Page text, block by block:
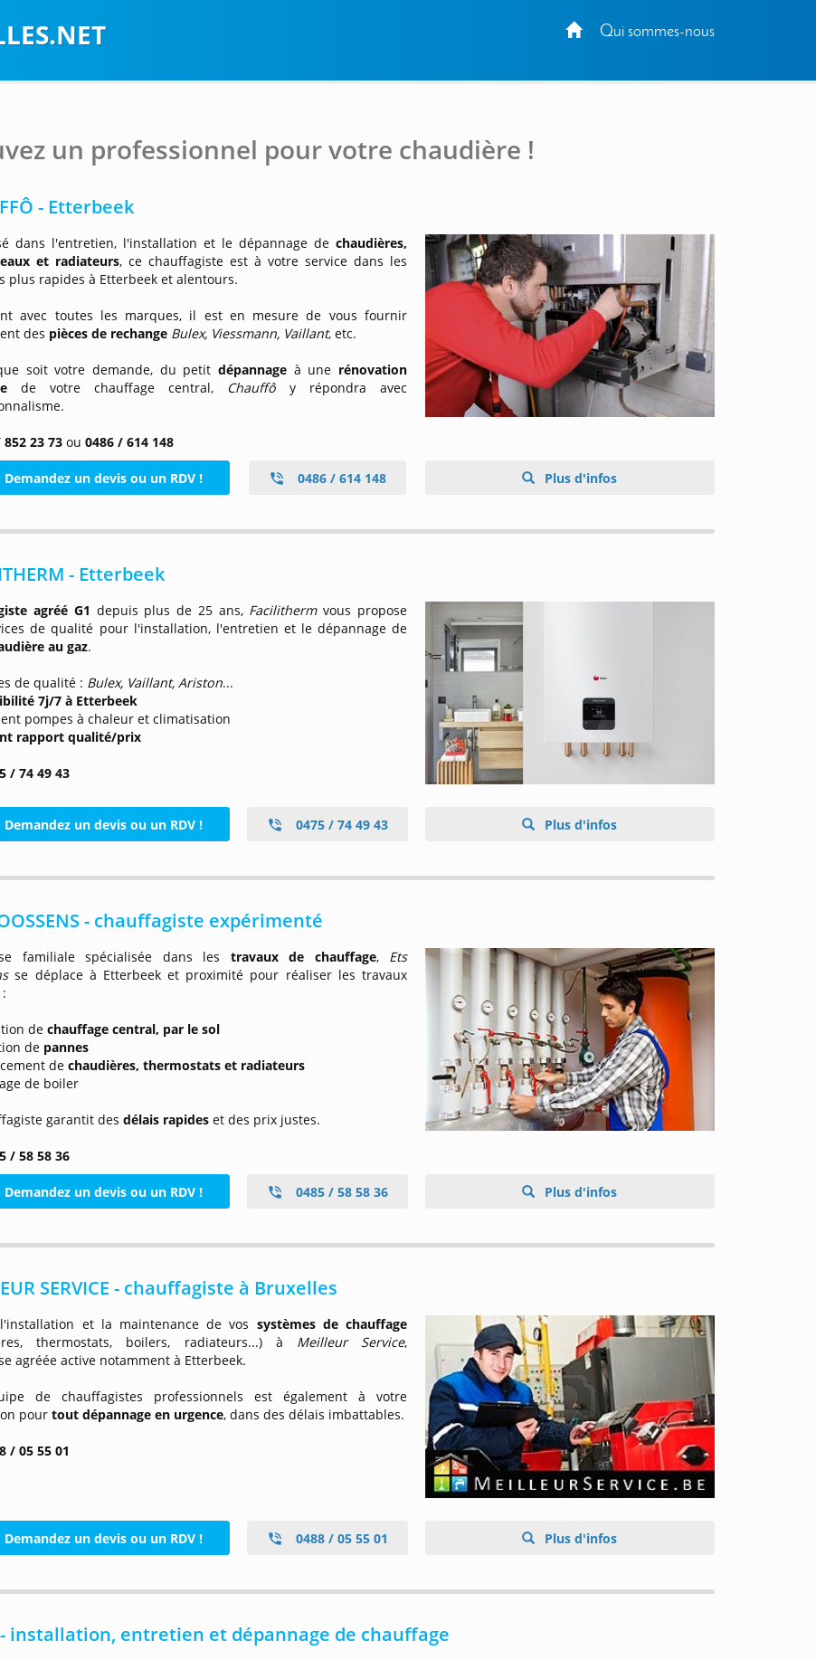
Qui sommes-nous
un professionnel pour votre chaudière !
- Etterbeek
dans l'entretien, l'installation et le dépannage de chaudières,
et radiateurs, ce chauffagiste est à votre service dans les
plus rapides à Etterbeek et alentours.
avec toutes les marques, il est en mesure de vous fournir
des pièces de rechange Bulex, Viessmann, Vaillant, etc.
soit votre demande, du petit dépannage à une rénovation
de votre chauffage central, Chauffôy répondra avec
852 23 73 ou0486 / 614 148
Demandez un devis ou un RDV ! 0486 / 614 148 Plus d'infos
- Etterbeek
agréé G1 depuis plus de 25 ans, Facilithermvous propose
de qualité pour l'installation, l'entretien et le dépannage de
au gaz.
de qualité : Bulex, Vaillant, Ariston...
7j/7 à Etterbeek
pompes à chaleur et climatisation
rapport qualité/prix
/ 74 49 43
Demandez un devis ou un RDV ! 0475 / 74 49 43 Plus d'infos
- chauffagiste expérimenté
familiale spécialisée dans les travaux de chauffage, Ets
se déplace à Etterbeek et proximité pour réaliser les travaux
dechauffage central, par le sol
de pannes
dechaudières, thermostats et radiateurs
de boiler
garantit desdélais rapides et des prix justes.
/ 58 58 36
Demandez un devis ou un RDV ! 0485 / 58 58 36 Plus d'infos
SERVICE - chauffagiste à Bruxelles
et la maintenance de vos systèmes de chauffage
thermostats, boilers, radiateurs...) à Meilleur Service,
agréée active notamment à Etterbeek.
de chauffagistes professionnels est également à votre
pourtout dépannage en urgence, dans des délais imbattables.
/ 05 55 01
Demandez un devis ou un RDV ! 0488 / 05 55 01 Plus d'infos
- installation, entretien et dépannage de chauffage